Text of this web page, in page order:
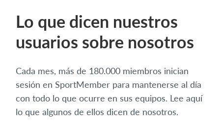
Lo que dicen nuestros
usuarios sobre nosotros
Cada mes, más de 180.000 miembros inician
sesión en SportMember para mantenerse al día
con todo lo que ocurre en sus equipos. Lee aquí
lo que algunos de ellos dicen de nosotros.